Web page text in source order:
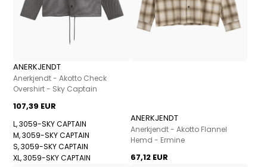
ANERKJENDT
Anerkjendt - Akotto Check
Overshirt - Sky Captain
107,39 EUR
L, 3059-SKY CAPTAIN
M, 3059-SKY CAPTAIN
S, 3059-SKY CAPTAIN
XL, 3059-SKY CAPTAIN
ANERKJENDT
Anerkjendt - Akotto Flannel
Hemd - Ermine
67,12 EUR